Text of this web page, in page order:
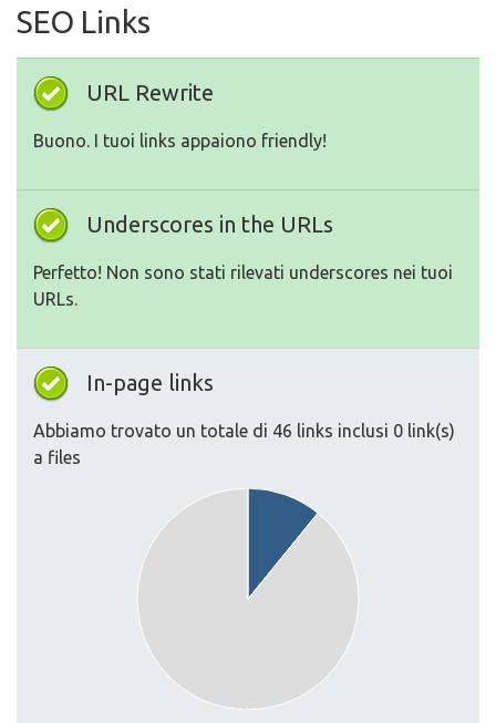
SEO Links
URL Rewrite
Buono. I tuoi links appaiono friendly!
Underscores in the URLs
Perfetto! Non sono stati rilevati underscores nei tuoi
URLs.
In-page links
Abbiamo trovato un totale di 46 links inclusi 0 link(s)
a files